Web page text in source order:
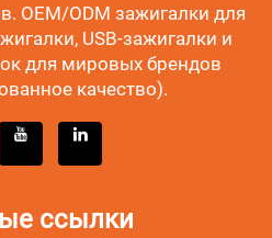
OEM/ODM зажигалки для
USB-зажигалки и
для мировых брендов
качество).
ссылки